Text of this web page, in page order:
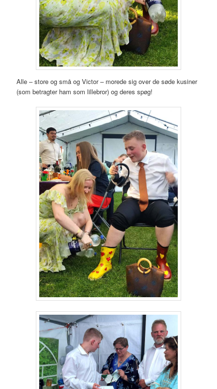
Alle – store og små og Victor – morede sig over de søde kusiner
(som betragter ham som lillebror) og deres spøg!